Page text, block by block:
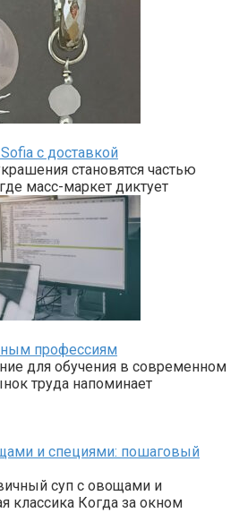
с доставкой
становятся частью
масс-маркет диктует
профессиям
для обучения в современном
труда напоминает
и специями: пошаговый
суп с овощами и
классика Когда за окном